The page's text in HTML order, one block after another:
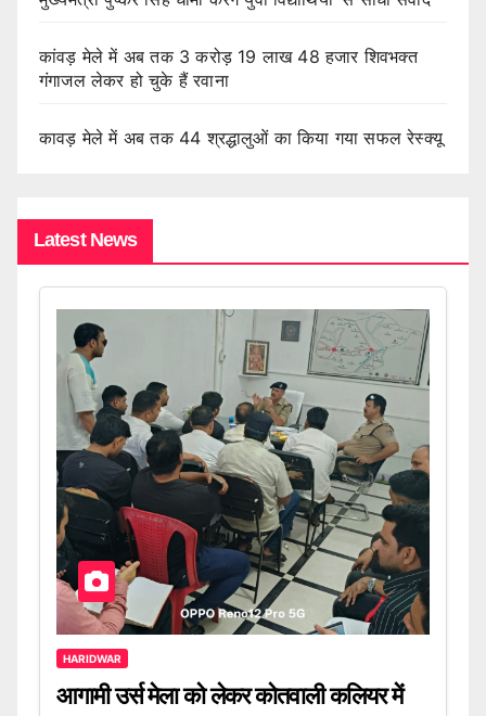
कांवड़ मेले में अब तक 3 करोड़ 19 लाख 48 हजार शिवभक्त
गंगाजल लेकर हो चुके हैं रवाना
कावड़ मेले में अब तक 44 श्रद्धालुओं का किया गया सफल रेस्क्यू
Latest News
HARIDWAR
आगामी उर्स मेला को लेकर कोतवाली कलियर में